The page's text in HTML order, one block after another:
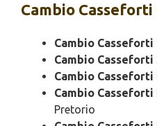
Cambio
Cambio Casseforti
Cambio Casseforti
Cambio Casseforti
Cambio Casseforti
Pretorio